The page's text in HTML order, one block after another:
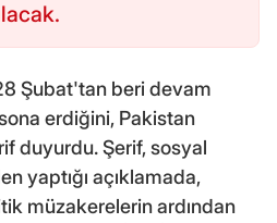
Şubat'tan beri devam
erdiğini, Pakistan
duyurdu. Şerif, sosyal
yaptığı açıklamada,
müzakerelerin ardından